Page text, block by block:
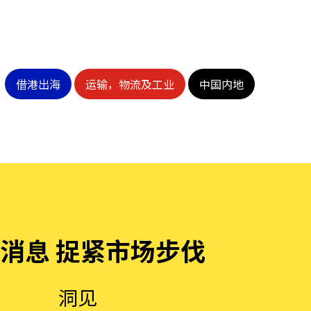
借港出海 运输，物流及工业 中国内地
息 捉紧市场步伐
洞见